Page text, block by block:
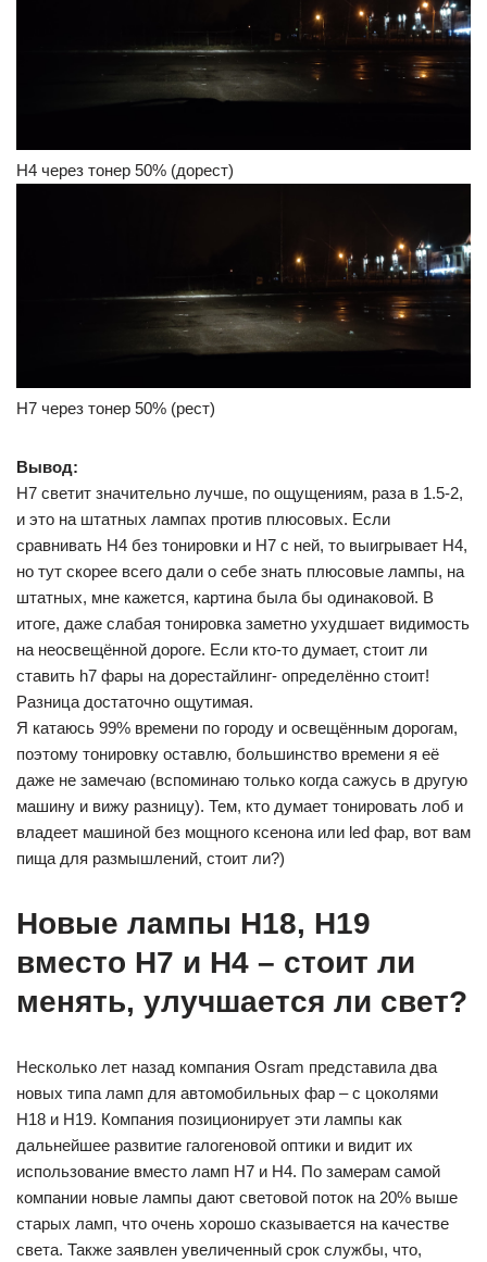
H4 через тонер 50% (дорест)
H7 через тонер 50% (рест)
Вывод:
H7 светит значительно лучше, по ощущениям, раза в 1.5-2,
и это на штатных лампах против плюсовых. Если
сравнивать H4 без тонировки и H7 с ней, то выигрывает H4,
но тут скорее всего дали о себе знать плюсовые лампы, на
штатных, мне кажется, картина была бы одинаковой. В
итоге, даже слабая тонировка заметно ухудшает видимость
на неосвещённой дороге. Если кто-то думает, стоит ли
ставить h7 фары на дорестайлинг- определённо стоит!
Разница достаточно ощутимая.
Я катаюсь 99% времени по городу и освещённым дорогам,
поэтому тонировку оставлю, большинство времени я её
даже не замечаю (вспоминаю только когда сажусь в другую
машину и вижу разницу). Тем, кто думает тонировать лоб и
владеет машиной без мощного ксенона или led фар, вот вам
пища для размышлений, стоит ли?)
Новые лампы H18, H19
вместо H7 и H4 – стоит ли
менять, улучшается ли свет?
Несколько лет назад компания Osram представила два
новых типа ламп для автомобильных фар – с цоколями
H18 и H19. Компания позиционирует эти лампы как
дальнейшее развитие галогеновой оптики и видит их
использование вместо ламп H7 и H4. По замерам самой
компании новые лампы дают световой поток на 20% выше
старых ламп, что очень хорошо сказывается на качестве
света. Также заявлен увеличенный срок службы, что,